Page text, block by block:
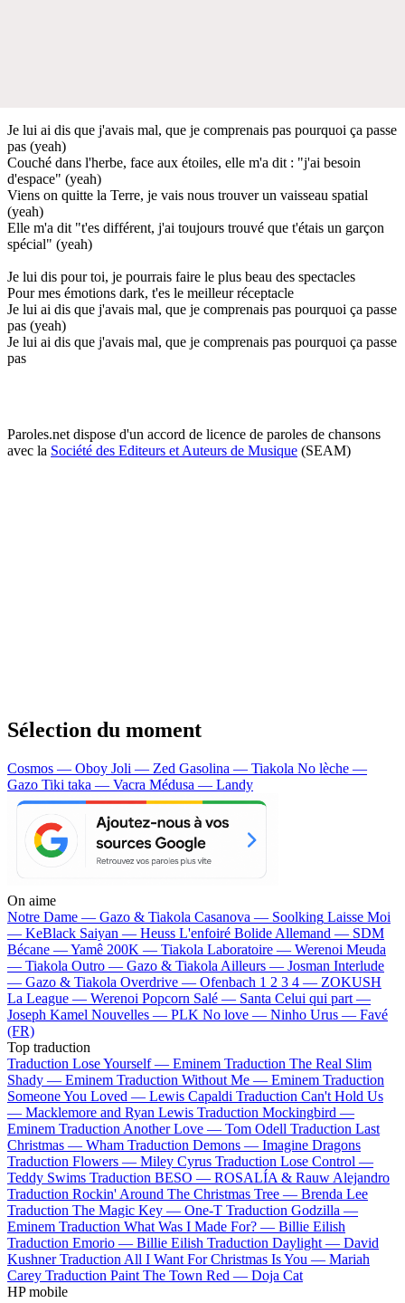
Je lui ai dis que j'avais mal, que je comprenais pas pourquoi ça passe
pas (yeah)
Couché dans l'herbe, face aux étoiles, elle m'a dit : "j'ai besoin
d'espace" (yeah)
Viens on quitte la Terre, je vais nous trouver un vaisseau spatial
(yeah)
Elle m'a dit "t'es différent, j'ai toujours trouvé que t'étais un garçon
spécial" (yeah)
Je lui dis pour toi, je pourrais faire le plus beau des spectacles
Pour mes émotions dark, t'es le meilleur réceptacle
Je lui ai dis que j'avais mal, que je comprenais pas pourquoi ça passe
pas (yeah)
Je lui ai dis que j'avais mal, que je comprenais pas pourquoi ça passe
pas
Paroles.net dispose d'un accord de licence de paroles de chansons
avec la Société des Editeurs et Auteurs de Musique (SEAM)
Sélection du moment
Cosmos — Oboy Joli — Zed Gasolina — Tiakola No lèche —
Gazo Tiki taka — Vacra Médusa — Landy
On aime
Notre Dame — Gazo & Tiakola Casanova — Soolking Laisse Moi
— KeBlack Saiyan — Heuss L'enfoiré Bolide Allemand — SDM
Bécane —Yamê 200K — Tiakola Laboratoire — Werenoi Meuda
— Tiakola Outro — Gazo & Tiakola Ailleurs — Josman Interlude
— Gazo & Tiakola Overdrive — Ofenbach 1 2 3 4 — ZOKUSH
La League — Werenoi Popcorn Salé — Santa Celui qui part —
Joseph Kamel Nouvelles — PLK No love — Ninho Urus — Favé
(FR)
Top traduction
Traduction Lose Yourself — Eminem Traduction The Real Slim
Shady — Eminem Traduction Without Me — Eminem Traduction
Someone You Loved — Lewis Capaldi Traduction Can't Hold Us
— Macklemore and Ryan Lewis Traduction Mockingbird —
Eminem Traduction Another Love — Tom Odell Traduction Last
Christmas — Wham Traduction Demons — Imagine Dragons
Traduction Flowers — Miley Cyrus Traduction Lose Control —
Teddy Swims Traduction BESO — ROSALÍA & Rauw Alejandro
Traduction Rockin' Around The Christmas Tree — Brenda Lee
Traduction The Magic Key — One-T Traduction Godzilla —
Eminem Traduction What Was I Made For? — Billie Eilish
Traduction Emorio — Billie Eilish Traduction Daylight — David
Kushner Traduction All I Want For Christmas Is You — Mariah
Carey Traduction Paint The Town Red — Doja Cat
HP mobile